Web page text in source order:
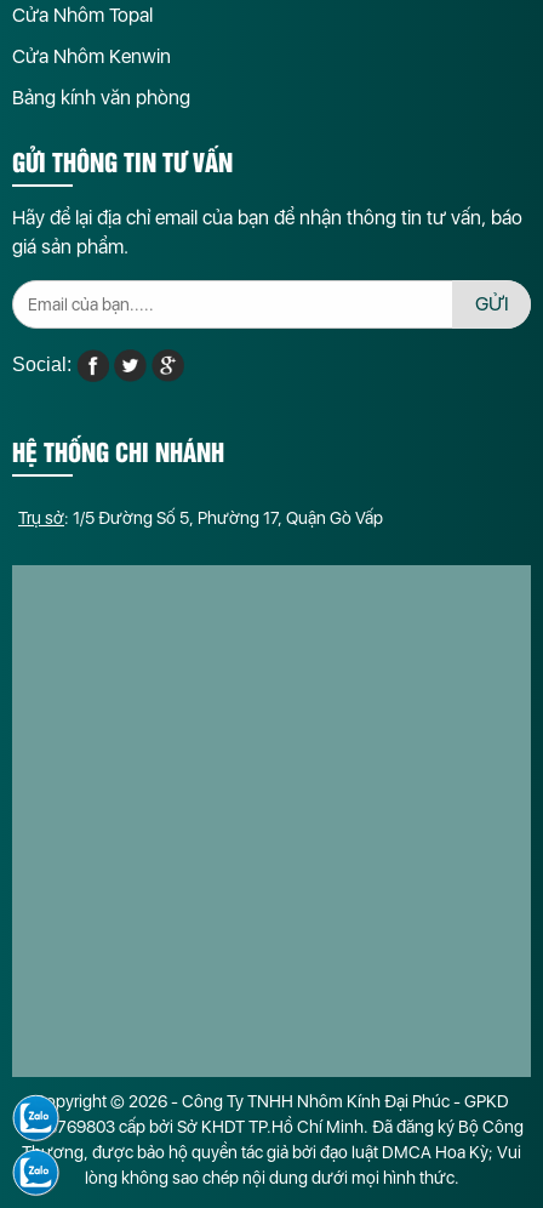
Cửa Nhôm Topal
Cửa Nhôm Kenwin
Bảng kính văn phòng
GỬI THÔNG TIN TƯ VẤN
Hãy để lại địa chỉ email của bạn để nhận thông tin tư vấn, báo
giá sản phẩm.
GỬI
Social:
HỆ THỐNG CHI NHÁNH
Trụ sở: 1/5 Đường Số 5, Phường 17, Quận Gò Vấp
Copyright © 2026 - Công Ty TNHH Nhôm Kính Đại Phúc - GPKD
0316769803 cấp bởi Sở KHDT TP.Hồ Chí Minh. Đã đăng ký Bộ Công
Thương, được bảo hộ quyền tác giả bởi đạo luật DMCA Hoa Kỳ; Vui
lòng không sao chép nội dung dưới mọi hình thức.